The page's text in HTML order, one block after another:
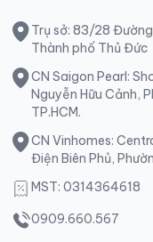
Trụ sở: 83/28
Thành phố Thủ Đức
CN Saigon Pearl:
Nguyễn Hữu Cảnh,
TP.HCM.
CN Vinhomes:
Điện Biên Phủ,
MST: 0314364618
0909.660.567